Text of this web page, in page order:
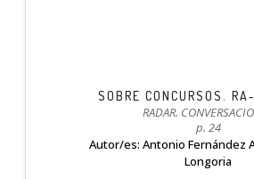
SOBRE CONCURSOS.
RADAR.
p. 24
Autor/es: Antonio Fernández
Longoria